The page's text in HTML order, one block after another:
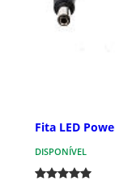
Fita LED
DISPONÍVEL